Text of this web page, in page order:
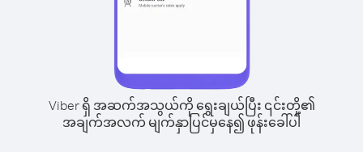
Viber ရှိ အဆက်အသွယ်ကို ရွေးချယ်ပြီး ၎င်းတို့၏
အချက်အလက် မျက်နှာပြင်မှနေ၍ ဖုန်းခေါ်ပါ